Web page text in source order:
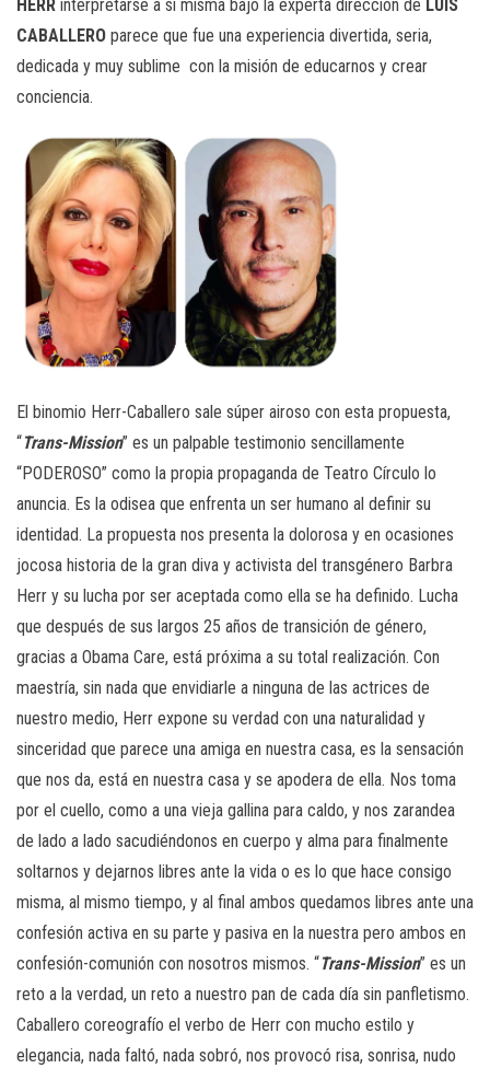
HERR interpretarse a si misma bajo la experta dirección de LUIS
CABALLERO parece que fue una experiencia divertida, seria,
dedicada y muy sublime con la misión de educarnos y crear
conciencia.
El binomio Herr-Caballero sale súper airoso con esta propuesta,
“Trans-Mission” es un palpable testimonio sencillamente
“PODEROSO” como la propia propaganda de Teatro Círculo lo
anuncia. Es la odisea que enfrenta un ser humano al definir su
identidad. La propuesta nos presenta la dolorosa y en ocasiones
jocosa historia de la gran diva y activista del transgénero Barbra
Herr y su lucha por ser aceptada como ella se ha definido. Lucha
que después de sus largos 25 años de transición de género,
gracias a Obama Care, está próxima a su total realización. Con
maestría, sin nada que envidiarle a ninguna de las actrices de
nuestro medio, Herr expone su verdad con una naturalidad y
sinceridad que parece una amiga en nuestra casa, es la sensación
que nos da, está en nuestra casa y se apodera de ella. Nos toma
por el cuello, como a una vieja gallina para caldo, y nos zarandea
de lado a lado sacudiéndonos en cuerpo y alma para finalmente
soltarnos y dejarnos libres ante la vida o es lo que hace consigo
misma, al mismo tiempo, y al final ambos quedamos libres ante una
confesión activa en su parte y pasiva en la nuestra pero ambos en
confesión-comunión con nosotros mismos. “Trans-Mission” es un
reto a la verdad, un reto a nuestro pan de cada día sin panfletismo.
Caballero coreografío el verbo de Herr con mucho estilo y
elegancia, nada faltó, nada sobró, nos provocó risa, sonrisa, nudo